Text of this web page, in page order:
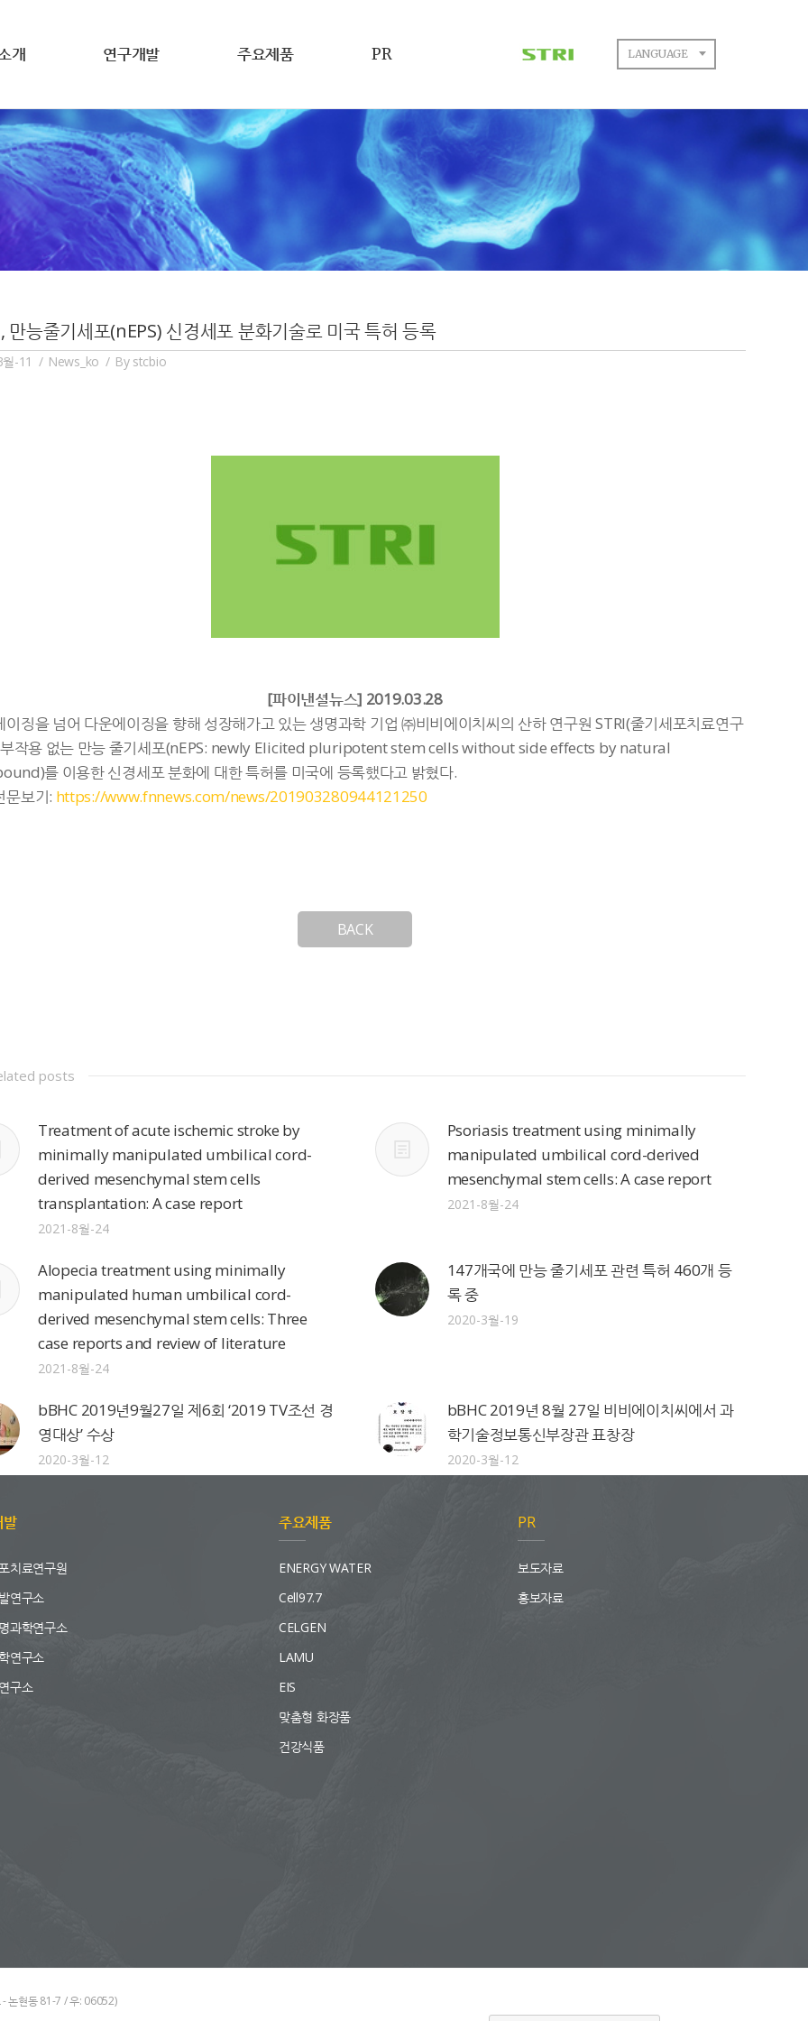
개 연구개발 주요제품 PR LANGUAGE
만능줄기세포(nEPS) 신경세포 분화기술로 미국 특허 등록
-11 News_ko By stcbio
[파이낸셜뉴스] 2019.03.28
이징을 넘어 다운에이징을 향해 성장해가고 있는 생명과학 기업 ㈜비비에이치씨의 산하 연구원 STRI(줄기세포치료연구
작용 없는 만능 줄기세포(nEPS: newly Elicited pluripotent stem cells without side effects by natural
를 이용한 신경세포 분화에 대한 특허를 미국에 등록했다고 밝혔다.
문보기: https://www.fnnews.com/news/201903280944121250
BACK
posts
Treatment of acute ischemic stroke by
minimally manipulated umbilical cord-
derived mesenchymal stem cells
transplantation: A case report
2021-8월-24
Psoriasis treatment using minimally
manipulated umbilical cord-derived
mesenchymal stem cells: A case report
2021-8월-24
Alopecia treatment using minimally
manipulated human umbilical cord-
derived mesenchymal stem cells: Three
case reports and review of literature
2021-8월-24
147개국에 만능 줄기세포 관련 특허 460개 등
록 중
2020-3월-19
bBHC 2019년9월27일 제6회 ‘2019 TV조선 경
영대상’ 수상
2020-3월-12
bBHC 2019년 8월 27일 비비에이치씨에서 과
학기술정보통신부장관 표창장
2020-3월-12
발
치료연구원
연구소
과학연구소
연구소
구소
주요제품
ENERGY WATER
Cell97.7
CELGEN
LAMU
EIS
맞춤형 화장품
건강식품
PR
보도자료
홍보자료
논현동 81-7 / 우: 06052)